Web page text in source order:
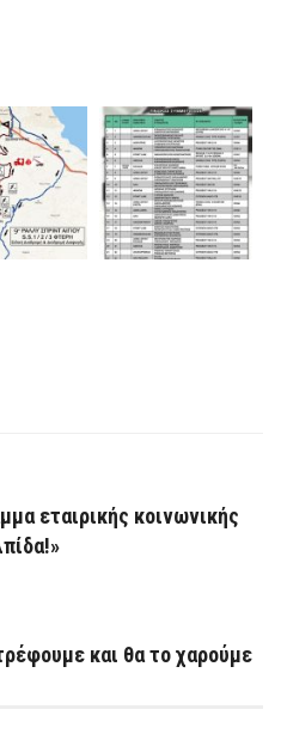
εταιρικής κοινωνικής
και θα το χαρούμε